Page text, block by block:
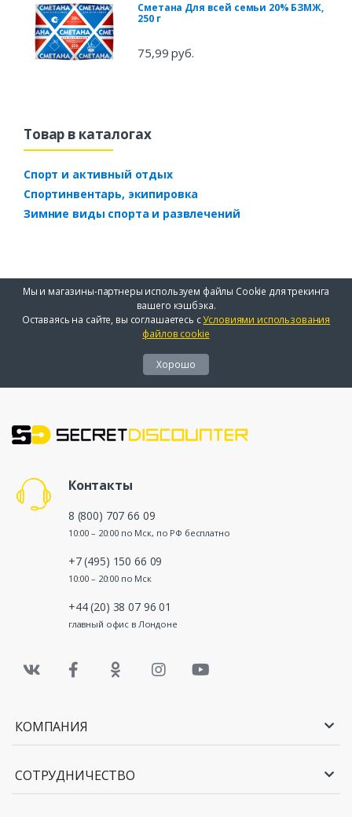
Сметана Для всей семьи 20% БЗМЖ,
250 г
75,99 руб.
Товар в каталогах
Спорт и активный отдых
Спортинвентарь, экипировка
Зимние виды спорта и развлечений
Мы и магазины-партнеры используем файлы Cookie для трекинга
вашего кэшбэка.
Оставаясь на сайте, вы соглашаетесь сУсловиями использования
файлов cookie
Хорошо
Контакты
8 (800) 707 66 09
10:00 – 20:00 по Мск, по РФ бесплатно
+7 (495) 150 66 09
10:00 – 20:00 по Мск
+44 (20) 38 07 96 01
главный офис в Лондоне
КОМПАНИЯ
СОТРУДНИЧЕСТВО